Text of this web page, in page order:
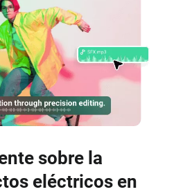
sobre la
eléctricos en